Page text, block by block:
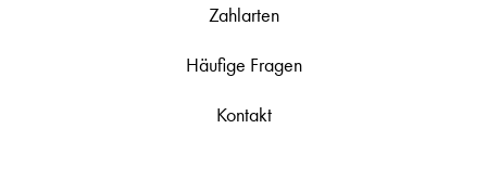
Zahlarten
Häufige Fragen
Kontakt